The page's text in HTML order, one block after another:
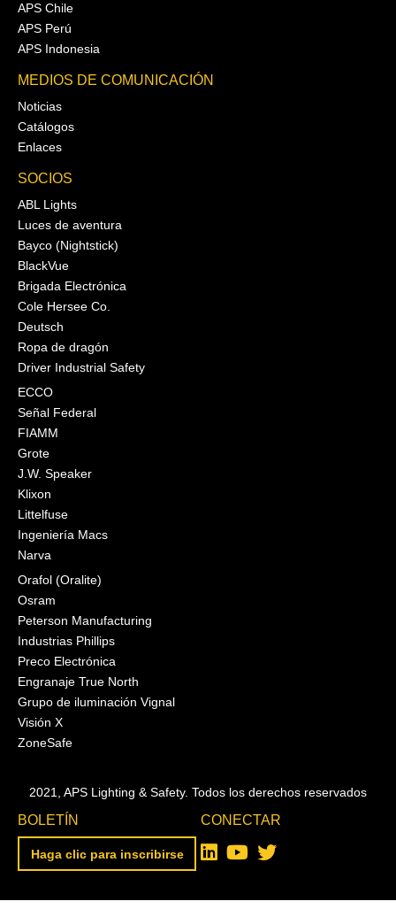
APS Chile
APS Perú
APS Indonesia
MEDIOS DE COMUNICACIÓN
Noticias
Catálogos
Enlaces
SOCIOS
ABL Lights
Luces de aventura
Bayco (Nightstick)
BlackVue
Brigada Electrónica
Cole Hersee Co.
Deutsch
Ropa de dragón
Driver Industrial Safety
ECCO
Señal Federal
FIAMM
Grote
J.W. Speaker
Klixon
Littelfuse
Ingeniería Macs
Narva
Orafol (Oralite)
Osram
Peterson Manufacturing
Industrias Phillips
Preco Electrónica
Engranaje True North
Grupo de iluminación Vignal
Visión X
ZoneSafe
2021, APS Lighting & Safety. Todos los derechos reservados
BOLETÍN
Haga clic para inscribirse
CONECTAR